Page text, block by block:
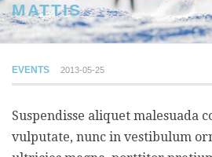
MATTIS
EVENTS 2013-05-25
Suspendisse aliquet malesuada
vulputate, nunc in vestibulum